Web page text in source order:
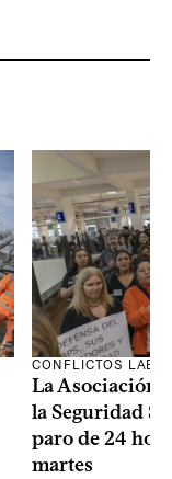
CONFLICTOS
La Asociación
la Seguridad
paro de 24
martes